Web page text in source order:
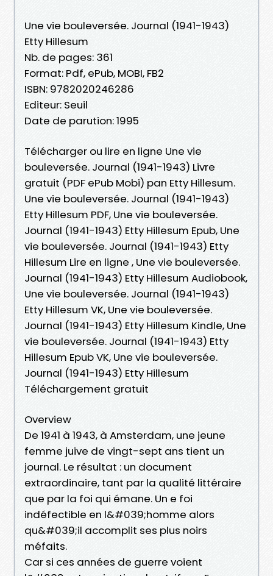
Une vie bouleversée. Journal (1941-1943)
Etty Hillesum
Nb. de pages: 361
Format: Pdf, ePub, MOBI, FB2
ISBN: 9782020246286
Editeur: Seuil
Date de parution: 1995
Télécharger ou lire en ligne Une vie
bouleversée. Journal (1941-1943) Livre
gratuit (PDF ePub Mobi) pan Etty Hillesum.
Une vie bouleversée. Journal (1941-1943)
Etty Hillesum PDF, Une vie bouleversée.
Journal (1941-1943) Etty Hillesum Epub, Une
vie bouleversée. Journal (1941-1943) Etty
Hillesum Lire en ligne , Une vie bouleversée.
Journal (1941-1943) Etty Hillesum Audiobook,
Une vie bouleversée. Journal (1941-1943)
Etty Hillesum VK, Une vie bouleversée.
Journal (1941-1943) Etty Hillesum Kindle, Une
vie bouleversée. Journal (1941-1943) Etty
Hillesum Epub VK, Une vie bouleversée.
Journal (1941-1943) Etty Hillesum
Téléchargement gratuit
Overview
De 1941 à 1943, à Amsterdam, une jeune
femme juive de vingt-sept ans tient un
journal. Le résultat : un document
extraordinaire, tant par la qualité littéraire
que par la foi qui émane. Un e foi
indéfectible en l&#039;homme alors
qu&#039;il accomplit ses plus noirs
méfaits.
Car si ces années de guerre voient